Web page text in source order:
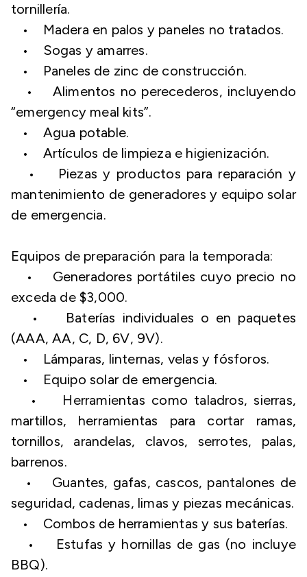
tornillería.
• Madera en palos y paneles no tratados.
• Sogas y amarres.
• Paneles de zinc de construcción.
• Alimentos no perecederos, incluyendo
“emergency meal kits”.
• Agua potable.
• Artículos de limpieza e higienización.
• Piezas y productos para reparación y
mantenimiento de generadores y equipo solar
de emergencia.
Equipos de preparación para la temporada:
• Generadores portátiles cuyo precio no
exceda de $3,000.
• Baterías individuales o en paquetes
(AAA, AA, C, D, 6V, 9V).
• Lámparas, linternas, velas y fósforos.
• Equipo solar de emergencia.
• Herramientas como taladros, sierras,
martillos, herramientas para cortar ramas,
tornillos, arandelas, clavos, serrotes, palas,
barrenos.
• Guantes, gafas, cascos, pantalones de
seguridad, cadenas, limas y piezas mecánicas.
• Combos de herramientas y sus baterías.
• Estufas y hornillas de gas (no incluye
BBQ).